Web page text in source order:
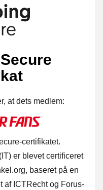
at dets medlem:
certifikatet.
er blevet certificeret
baseret på en
af ICTRecht og Forus-